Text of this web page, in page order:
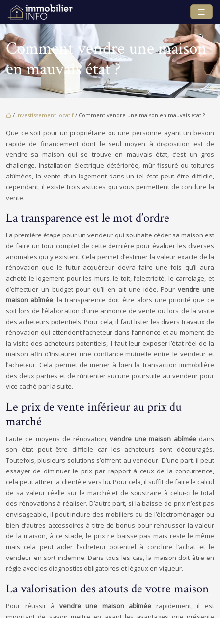
Comment vendre une maison
en mauvais état ?
/ Investissement locatif / Comment vendre une maison en mauvais état ?
Que ce soit pour un propriétaire ou une personne ayant un besoin
rapide de financement dont le seul moyen à disposition est de
vendre sa maison qui se trouve en mauvais état, c’est un gros
challenge. Installation électrique détériorée, mûr fissuré ou toitures
abîmées, la vente d’un logement dans un tel état peut être difficile,
cependant, il existe trois astuces qui vous permettent de conclure la
vente.
La transparence est le mot d’ordre
La première étape pour un vendeur qui souhaite céder sa maison est
de faire un tour complet de cette dernière pour évaluer les diverses
anomalies qui y existent. Cela permet d’estimer la valeur exacte de la
rénovation que le futur acquéreur devra faire une fois qu’il aura
acheté le logement pour les murs, le toit, l’électricité, le carrelage, et
d’effectuer un budget pour qu’il en ait une idée. Pourvendre une
maison abîmée, la transparence doit être alors une priorité que ce
soit lors de l’élaboration d’une annonce de vente ou lors de la visite
des acheteurs potentiels. Pour cela, il faut lister les divers travaux de
rénovation qui attendent l’acheteur dans l’annonce et au moment de
la visite des acheteurs potentiels, il faut leur exposer l’état réel de la
maison afin d’instaurer une confiance mutuelle entre le vendeur et
l’acheteur. Cela permet de mener à bien la transaction immobilière
des deux parties et de n’intenter aucune poursuite au vendeur pour
vice caché par la suite.
Le prix de vente inférieur au prix du
marché
Faute de moyens de rénovation,vendre une maison abîmée dans
son état peut être difficile car les acheteurs sont découragés.
Toutefois, plusieurs solutions s’offrent au vendeur. D’une part, il peut
essayer de diminuer le prix par rapport à ceux de la concurrence,
cela peut attirer la clientèle vers lui. Pour cela, il suffit de faire le calcul
de sa valeur réelle sur le marché et de soustraire à celui-ci le total
des rénovations à réaliser. D’autre part, si la baisse de prix n’est pas
envisageable, il peut inclure des mobiliers ou de l’électroménager ou
bien d’autres accessoires à titre de bonus pour rehausser la valeur
de la maison, à ce stade, le prix ne baisse pas mais reste le même
mais cela peut aider l’acheteur potentiel à conclure l’achat et le
vendeur en sort indemne. Dans tous les cas, la maison doit être en
règle avec les diagnostics obligatoires et légaux en vigueur.
La valorisation des atouts de votre maison
Pour réussir à vendre une maison abîmée rapidement, il est